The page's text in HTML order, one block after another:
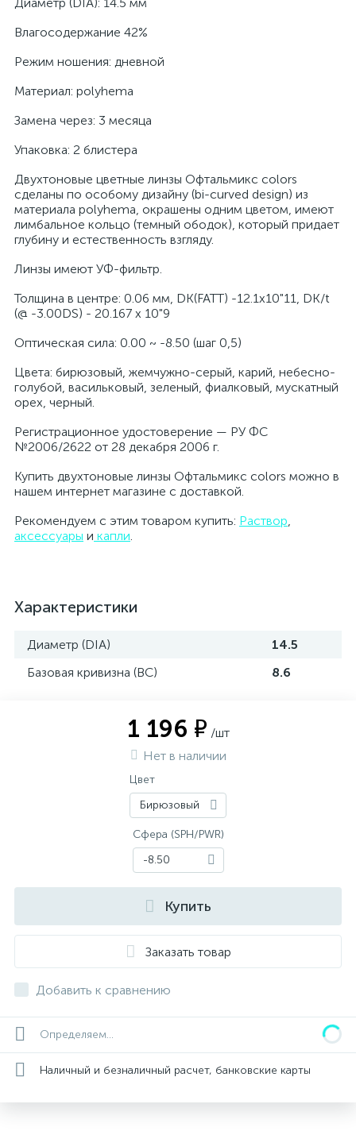
Влагосодержание 42%
Режим ношения: дневной
Материал: polyhema
Замена через: 3 месяца
Упаковка: 2 блистера
Двухтоновые цветные линзы Офтальмикс colors
сделаны по особому дизайну (bi-curved design) из
материала polyhema, окрашены одним цветом, имеют
лимбальное кольцо (темный ободок), который придает
глубину и естественность взгляду.
Линзы имеют УФ-фильтр.
Толщина в центре: 0.06 мм, DK(FATT) -12.1x10"11, DK/t
(@ -3.00DS) - 20.167 х 10"9
Оптическая сила: 0.00 ~ -8.50 (шаг 0,5)
Цвета: бирюзовый, жемчужно-серый, карий, небесно-
голубой, васильковый, зеленый, фиалковый, мускатный
орех, черный.
Регистрационное удостоверение — РУ ФС
№2006/2622 от 28 декабря 2006 г.
Купить двухтоновые линзы Офтальмикс colors можно в
нашем интернет магазине с доставкой.
Рекомендуем с этим товаром купить: Раствор,
аксессуары и капли.
Характеристики
Диаметр (DIA)
14.5
Базовая кривизна (BC)
8.6
1 196 ₽ /шт
Нет в наличии
Цвет
Бирюзовый
Сфера (SPH/PWR)
-8.50
Купить
Заказать товар
Добавить к сравнению
Определяем...
Наличный и безналичный расчет, банковские карты